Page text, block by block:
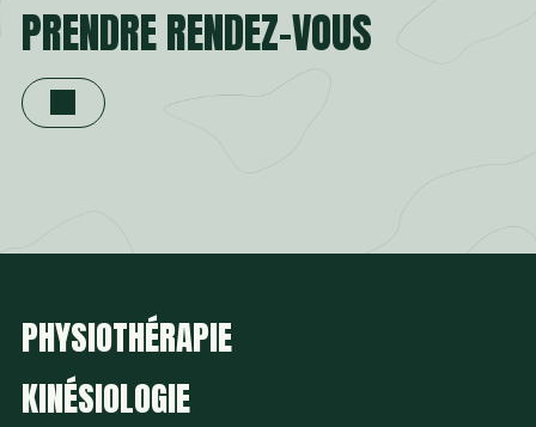
PRENDRE RENDEZ-VOUS
PHYSIOTHÉRAPIE
KINÉSIOLOGIE